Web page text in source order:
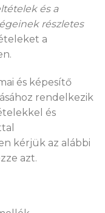
és a
részletes
a
és képesítő
rendelkezik
és
kérjük az alábbi
azt.